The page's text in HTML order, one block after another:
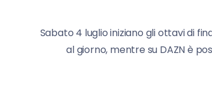
Sabato 4 luglio iniziano gli ottavi di
al giorno, mentre su DAZN è